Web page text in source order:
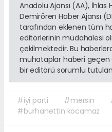
Anadolu Ajansı (AA), İhlas
Demirören Haber Ajansı
tarafından eklenen tüm
editörlerinin müdahalesi
çekilmektedir. Bu
muhataplar haberi geçen
bir editörü sorumlu
#iyi parti #mersin
#burhanettin kocamaz